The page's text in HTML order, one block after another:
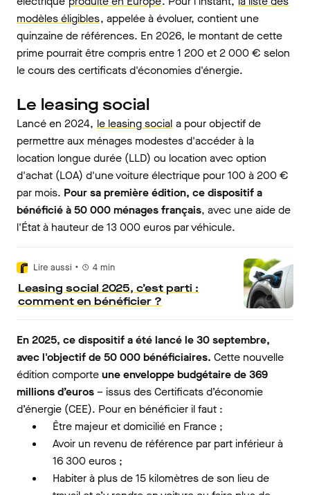
modèles éligibles, appelée à évoluer, contient une
quinzaine de références. En 2026, le montant de cette
prime pourrait être compris entre 1 200 et 2 000 € selon
le cours des certificats d'économies d'énergie.
Le leasing social
Lancé en 2024, le leasing social a pour objectif de
permettre aux ménages modestes d'accéder à la
location longue durée (LLD) ou location avec option
d'achat (LOA) d'une voiture électrique pour 100 à 200 €
par mois. Pour sa première édition, ce dispositif a
bénéficié à 50 000 ménages français, avec une aide de
l'État à hauteur de 13 000 euros par véhicule.
Lire aussi • 4 min
Leasing social 2025, c’est parti :
comment en bénéficier ?
En 2025, ce dispositif a été lancé le 30 septembre,
avec l'objectif de 50 000 bénéficiaires. Cette nouvelle
édition comporteune enveloppe budgétaire de 369
millions d’euros– issus des Certificats d’économie
d’énergie (CEE). Pour en bénéficier il faut :
Être majeur et domicilié en France ;
Avoir un revenu de référence par part inférieur à
16 300 euros ;
Habiter à plus de 15 kilomètres de son lieu de